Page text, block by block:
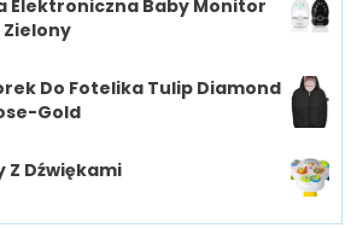
Elektroniczna Baby Monitor
Zielony
Do Fotelika Tulip Diamond
Gold
Z Dźwiękami